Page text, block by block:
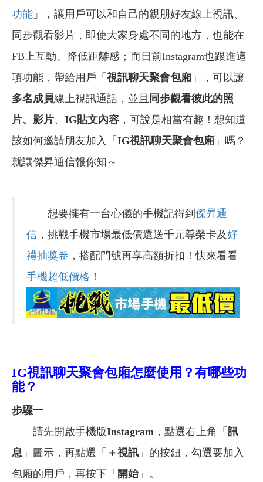
功能 」，讓用戶可以和自己的親朋好友線上視訊、
同步觀看影片，即使大家身處不同的地方，也能在
FB上互動、降低距離感；而日前Instagram也跟進這
項功能，帶給用戶「 視訊聊天聚會包廂 」，可以讓
多名成員線上視訊通話，並且 同步觀看彼此的照
片、影片、 IG貼文內容 ，可說是相當有趣！想知道
該如何邀請朋友加入「 IG視訊聊天聚會包廂 」嗎？
就讓傑昇通信報你知～
想要擁有一台心儀的手機記得到 傑昇通
信 ，挑戰手機市場最低價還送千元尊榮卡及好
禮抽獎卷 ，搭配門號再享高額折扣！快來看看
手機超低價格 ！
IG視訊聊天聚會包廂怎麼使用？有哪些功
能？
步驟一
請先開啟手機版Instagram ，點選右上角「 訊
息 」圖示，再點選「 ＋視訊 」的按鈕，勾選要加入
包廂的用戶，再按下「 開始」。